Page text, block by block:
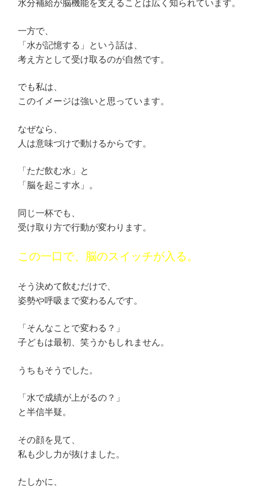
水分補給が脳機能を支えることは広く知られています。
一方で、
「水が記憶する」という話は、
考え方として受け取るのが自然です。
でも私は、
このイメージは強いと思っています。
なぜなら、
人は意味づけで動けるからです。
「ただ飲む水」と
「脳を起こす水」。
同じ一杯でも、
受け取り方で行動が変わります。
この一口で、脳のスイッチが入る。
そう決めて飲むだけで、
姿勢や呼吸まで変わるんです。
「そんなことで変わる？」
子どもは最初、笑うかもしれません。
うちもそうでした。
「水で成績が上がるの？」
と半信半疑。
その顔を見て、
私も少し力が抜けました。
たしかに、